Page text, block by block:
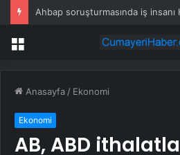
Menü
Anasayfa / Ekonomi
Ekonomi
AB, ABD